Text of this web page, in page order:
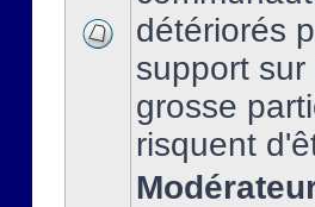
détériorés
support
grosse
risquent